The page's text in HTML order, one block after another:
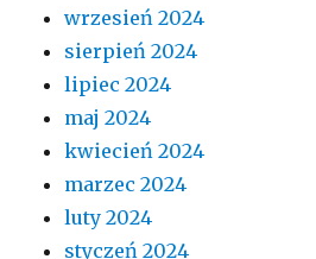
wrzesień 2024
sierpień 2024
lipiec 2024
maj 2024
kwiecień 2024
marzec 2024
luty 2024
styczeń 2024